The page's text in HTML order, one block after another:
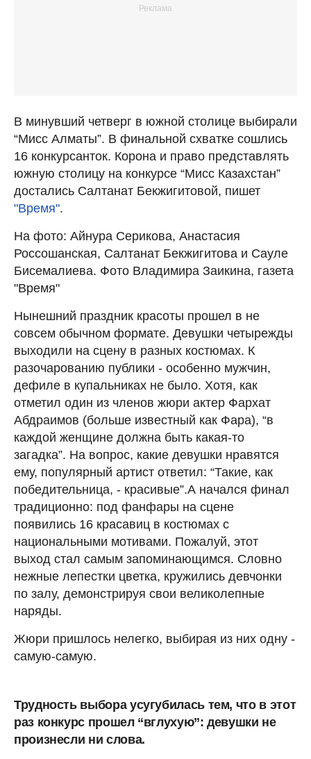
В минувший четверг в южной столице выбирали
“Мисс Алматы”. В финальной схватке сошлись
16 конкурсанток. Корона и право представлять
южную столицу на конкурсе “Мисс Казахстан”
достались Салтанат Бекжигитовой, пишет
"Время".
На фото: Айнура Серикова, Анастасия
Россошанская, Салтанат Бекжигитова и Сауле
Бисемалиева. Фото Владимира Заикина, газета
"Время"
Нынешний праздник красоты прошел в не
совсем обычном формате. Девушки четырежды
выходили на сцену в разных костюмах. К
разочарованию публики - особенно мужчин,
дефиле в купальниках не было. Хотя, как
отметил один из членов жюри актер Фархат
Абдраимов (больше известный как Фара), “в
каждой женщине должна быть какая-то
загадка”. На вопрос, какие девушки нравятся
ему, популярный артист ответил: “Такие, как
победительница, - красивые”.А начался финал
традиционно: под фанфары на сцене
появились 16 красавиц в костюмах с
национальными мотивами. Пожалуй, этот
выход стал самым запоминающимся. Словно
нежные лепестки цветка, кружились девчонки
по залу, демонстрируя свои великолепные
наряды.
Жюри пришлось нелегко, выбирая из них одну -
самую-самую.
Трудность выбора усугубилась тем, что в этот
раз конкурс прошел “вглухую”: девушки не
произнесли ни слова.